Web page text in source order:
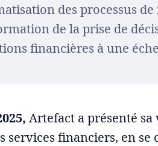
des processus
de la prise de
financières à une
Artefact a présenté
services financiers, en